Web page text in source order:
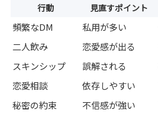
行動 見直すポイント
頻繁なDM 私用が多い
二人飲み
恋愛感が出る
スキンシップ
誤解される
恋愛相談
依存しやすい
秘密の約束
不信感が強い